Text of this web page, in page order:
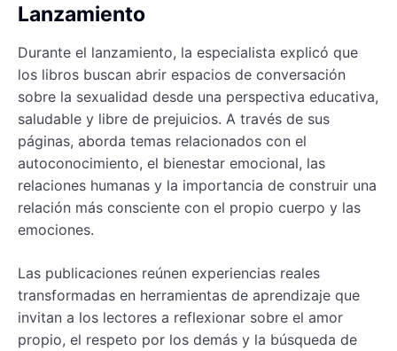
Lanzamiento
Durante el lanzamiento, la especialista explicó que
los libros buscan abrir espacios de conversación
sobre la sexualidad desde una perspectiva educativa,
saludable y libre de prejuicios. A través de sus
páginas, aborda temas relacionados con el
autoconocimiento, el bienestar emocional, las
relaciones humanas y la importancia de construir una
relación más consciente con el propio cuerpo y las
emociones.
Las publicaciones reúnen experiencias reales
transformadas en herramientas de aprendizaje que
invitan a los lectores a reflexionar sobre el amor
propio, el respeto por los demás y la búsqueda de